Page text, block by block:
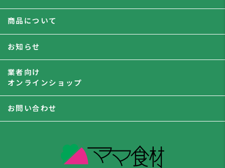
商品について
お知らせ
業者向け
オンラインショップ
お問い合わせ